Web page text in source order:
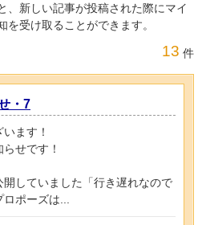
、新しい記事が投稿された際にマイ
受け取ることができます。
13 件
・7
ます！
せです！
していました「行き遅れなので
ポーズは...